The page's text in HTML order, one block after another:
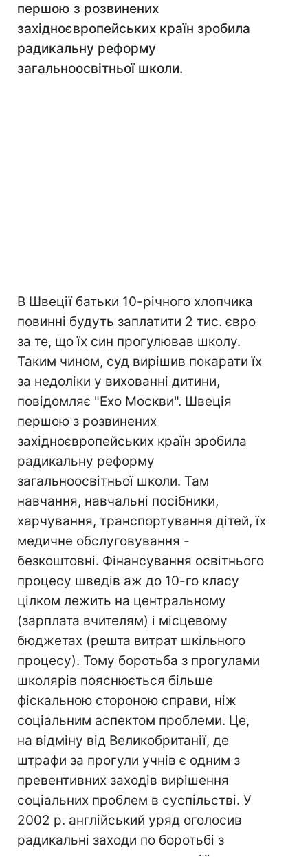
першою з розвинених
західноєвропейських країн зробила
радикальну реформу
загальноосвітньої школи.
В Швеції батьки 10-річного хлопчика
повинні будуть заплатити 2 тис. євро
за те, що їх син прогулював школу.
Таким чином, суд вирішив покарати їх
за недоліки у вихованні дитини,
повідомляє "Ехо Москви". Швеція
першою з розвинених
західноєвропейських країн зробила
радикальну реформу
загальноосвітньої школи. Там
навчання, навчальні посібники,
харчування, транспортування дітей, їх
медичне обслуговування -
безкоштовні. Фінансування освітнього
процесу шведів аж до 10-го класу
цілком лежить на центральному
(зарплата вчителям) і місцевому
бюджетах (решта витрат шкільного
процесу). Тому боротьба з прогулами
школярів пояснюється більше
фіскальною стороною справи, ніж
соціальним аспектом проблеми. Це,
на відміну від Великобританії, де
штрафи за прогули учнів є одним з
превентивних заходів вирішення
соціальних проблем в суспільстві. У
2002 р. англійський уряд оголосив
радикальні заходи по боротьбі з